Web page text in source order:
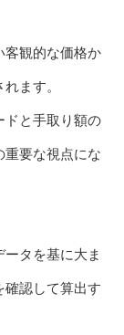
客観的な価格か
ます。
ドと手取り額の
重要な視点にな
タを基に大ま
確認して算出す